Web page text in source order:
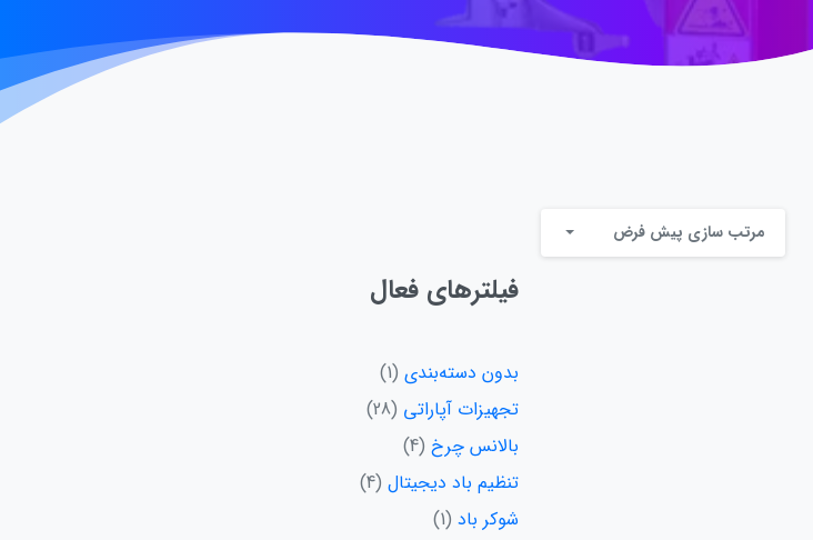
مرتب سازی پیش فرض
فیلترهای فعال
بدون دسته‌بندی 1
تجهیزات آپاراتی 28
بالانس چرخ 4
تنظیم باد دیجیتال 4
شوکر باد 1